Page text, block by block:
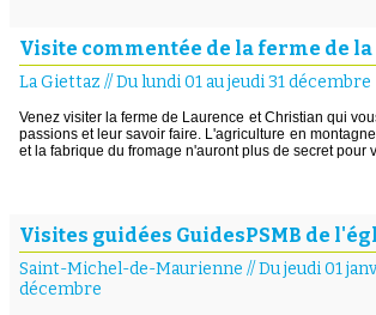
Visite commentée de la ferme de
La Giettaz //Du lundi 01 au jeudi 31 décembre
Venez visiter la ferme de Laurence et Christian qui
passions et leur savoir faire. L'agriculture en
et la fabrique du fromage n'auront plus de secret pour
Visites guidées GuidesPSMB de
Saint-Michel-de-Maurienne //Du jeudi 01
décembre